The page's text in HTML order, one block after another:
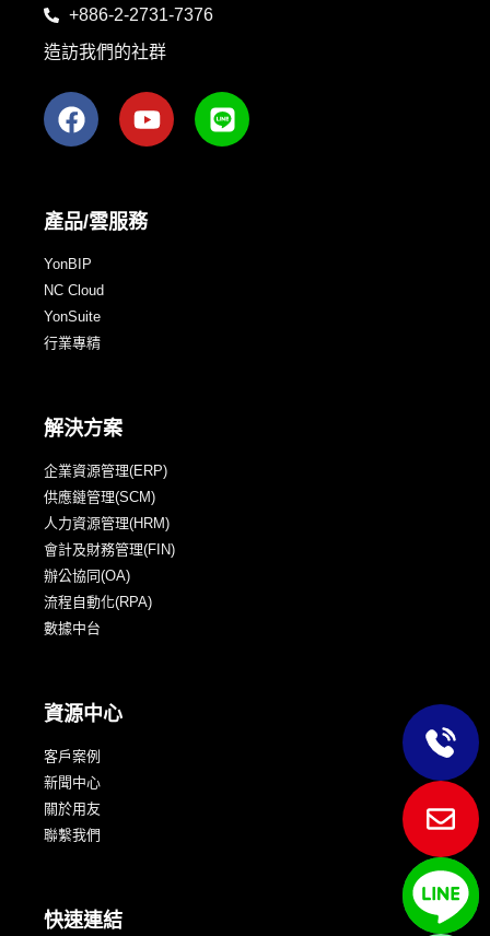
+886-2-2731-7376
造訪我們的社群
產品/雲服務
YonBIP
NC Cloud
YonSuite
行業專精
解決方案
企業資源管理(ERP)
供應鏈管理(SCM)
人力資源管理(HRM)
會計及財務管理(FIN)
辦公協同(OA)
流程自動化(RPA)
數據中台
資源中心
客戶案例
新聞中心
關於用友
聯繫我們
快速連結